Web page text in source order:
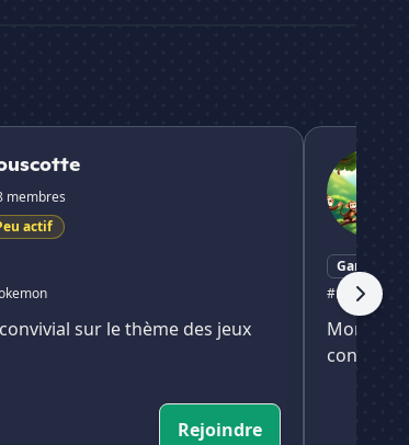
membres
actif
sur le thème des jeux
Rejoindre
Monkey
Gaming
#minecraft
Monkey
convivial